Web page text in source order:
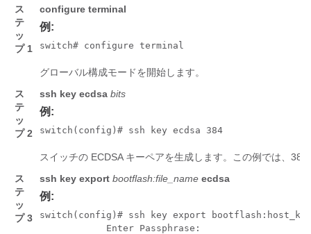
ス
テ
ッ
プ 1
configure terminal
例:
switch# configure terminal
グローバル構成モードを開始します。
ス
テ
ッ
プ 2
ssh key ecdsa bits
例:
switch(config)# ssh key ecdsa 384
スイッチの ECDSA キーペアを生成します。この例では、
ス
テ
ッ
プ 3
ssh key export bootflash:file_name ecdsa
例:
switch(config)# ssh key export
            Enter Passphrase: